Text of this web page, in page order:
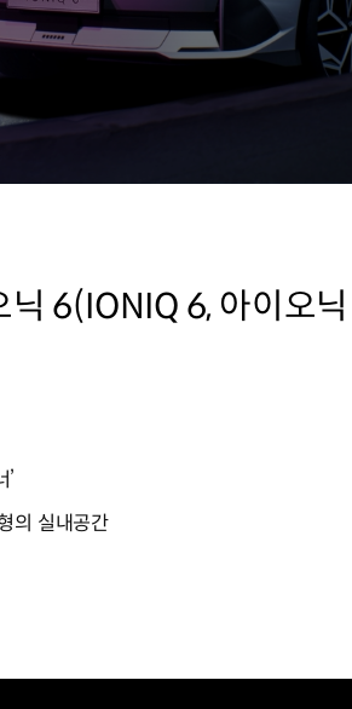
6(IONIQ 6, 아이오
의 실내공간